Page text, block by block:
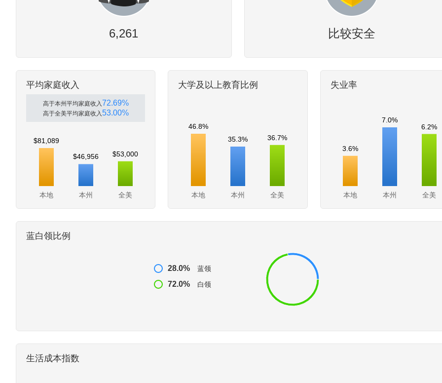
6,261 比较安全
平均家庭收入
高于本州平均家庭收入72.69%
高于全美平均家庭收入53.00%
本地 本州 全美
$81,089
$46,956 $53,000
大学及以上教育比例
本地 本州 全美
46.8%
35.3%
36.7%
失业率
本地 本州 全美
3.6%
7.0%
6.2%
蓝白领比例
28.0% 蓝领
72.0% 白领
生活成本指数